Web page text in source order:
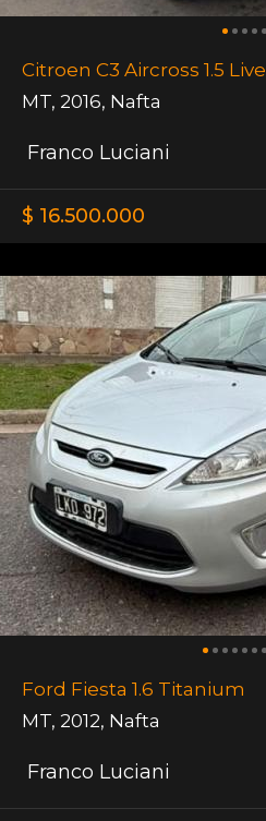
Citroen C3 Aircross 1.5 Live
MT, 2016, Nafta
Franco Luciani
$ 16.500.000
Ford Fiesta 1.6 Titanium
MT, 2012, Nafta
Franco Luciani